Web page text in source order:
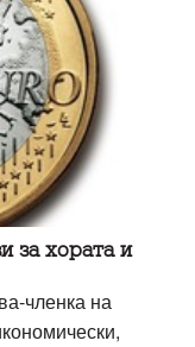
за хората и
членка на